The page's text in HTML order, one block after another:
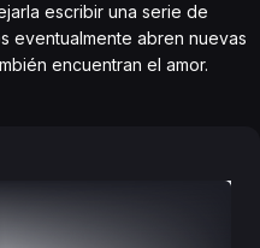
escribir una serie de
eventualmente abren nuevas
encuentran el amor.